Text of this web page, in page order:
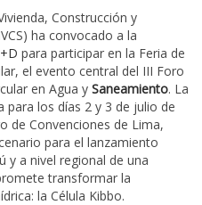
Construcción y
ha convocado a la
para participar en la Feria de
el evento central del III Foro
en Agua y Saneamiento. La
para los días 2 y 3 de julio de
de Convenciones de Lima,
para el lanzamiento
y a nivel regional de una
transformar la
la Célula Kibbo.